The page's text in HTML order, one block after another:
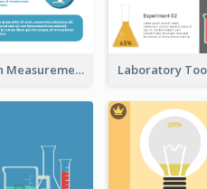
Single Column Measurement